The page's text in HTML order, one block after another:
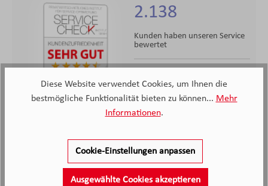
2138 Bewertungen
Stand: 08.08.26
4.4/5.0
2.138
Kunden haben unseren Service
bewertet
4.4
Diese Website verwendet Cookies, um Ihnen die
bestmögliche Funktionalität bieten zu können... Mehr
Informationen.
Cookie-Einstellungen anpassen
Ausgewählte Cookies akzeptieren